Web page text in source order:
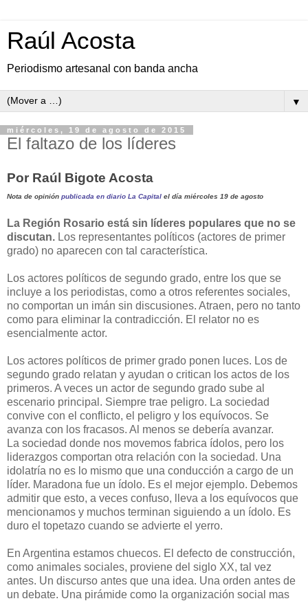
Raúl Acosta
Periodismo artesanal con banda ancha
▼
miércoles, 19 de agosto de 2015
El faltazo de los líderes
Por Raúl Bigote Acosta
Nota de opinión publicada en diario La Capital el día miércoles 19 de agosto
La Región Rosario está sin líderes populares que no se
discutan. Los representantes políticos (actores de primer
grado) no aparecen con tal característica.
Los actores políticos de segundo grado, entre los que se
incluye a los periodistas, como a otros referentes sociales,
no comportan un imán sin discusiones. Atraen, pero no tanto
como para eliminar la contradicción. El relator no es
esencialmente actor.
Los actores políticos de primer grado ponen luces. Los de
segundo grado relatan y ayudan o critican los actos de los
primeros. A veces un actor de segundo grado sube al
escenario principal. Siempre trae peligro. La sociedad
convive con el conflicto, el peligro y los equívocos. Se
avanza con los fracasos. Al menos se debería avanzar.
La sociedad donde nos movemos fabrica ídolos, pero los
liderazgos comportan otra relación con la sociedad. Una
idolatría no es lo mismo que una conducción a cargo de un
líder. Maradona fue un ídolo. Es el mejor ejemplo. Debemos
admitir que esto, a veces confuso, lleva a los equívocos que
mencionamos y muchos terminan siguiendo a un ídolo. Es
duro el topetazo cuando se advierte el yerro.
En Argentina estamos chuecos. El defecto de construcción,
como animales sociales, proviene del siglo XX, tal vez
antes. Un discurso antes que una idea. Una orden antes de
un debate. Una pirámide como la organización social mas